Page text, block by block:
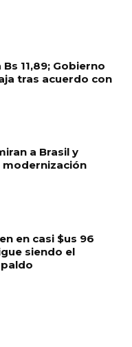
11,89; Gobierno
tras acuerdo con
a Brasil y
modernización
en casi $us 96
siendo el